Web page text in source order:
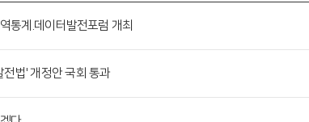
통계.데이터발전포럼 개최
법' 개정안 국회 통과